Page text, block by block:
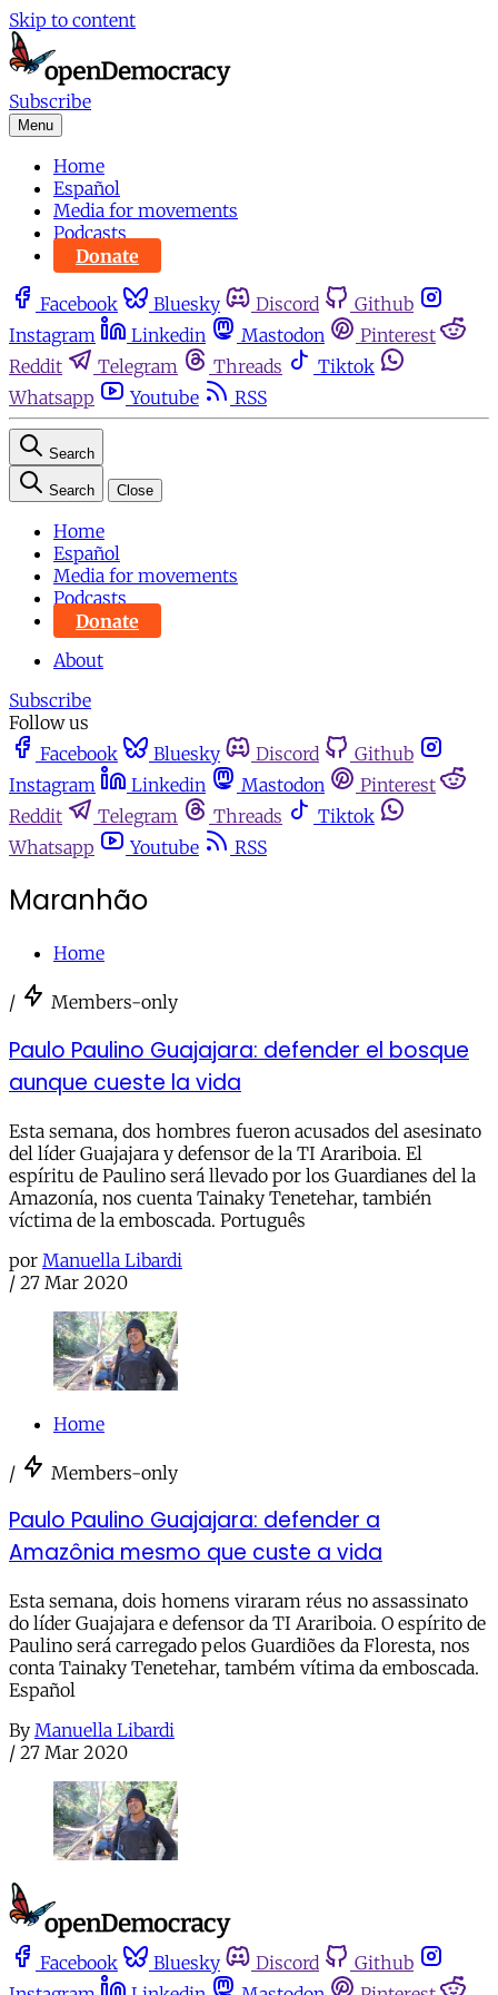
Skip to content
Subscribe
Menu
Home
Español
Media for movements
Podcasts
Donate
Facebook Bluesky Discord
Github
Instagram
Linkedin Mastodon
Pinterest
Reddit
Telegram Threads
Tiktok
Whatsapp
Youtube RSS
Search
Search Close
Home
Español
Media for movements
Podcasts
Donate
About
Subscribe
Follow us
Facebook
Bluesky Discord
Github
Instagram
Linkedin Mastodon
Pinterest
Reddit
Telegram Threads
Tiktok
Whatsapp
Youtube RSS
Maranhão
Home
/ Members-only
Paulo Paulino Guajajara: defender el bosque
aunque cueste la vida
Esta semana, dos hombres fueron acusados del asesinato
del líder Guajajara y defensor de la TI Arariboia. El
espíritu de Paulino será llevado por los Guardianes del la
Amazonía, nos cuenta Tainaky Tenetehar, también
víctima de la emboscada. Português
por Manuella Libardi
/ 27 Mar 2020
Home
/ Members-only
Paulo Paulino Guajajara: defender a
Amazônia mesmo que custe a vida
Esta semana, dois homens viraram réus no assassinato
do líder Guajajara e defensor da TI Arariboia. O espírito de
Paulino será carregado pelos Guardiões da Floresta, nos
conta Tainaky Tenetehar, também vítima da emboscada.
Español
By Manuella Libardi
/ 27 Mar 2020
Facebook Bluesky Discord
Github